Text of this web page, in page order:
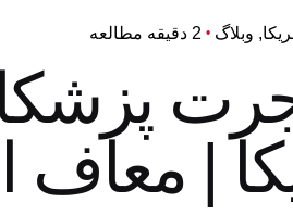
وبلاگ 2 دقیقه مطالعه
| معاف